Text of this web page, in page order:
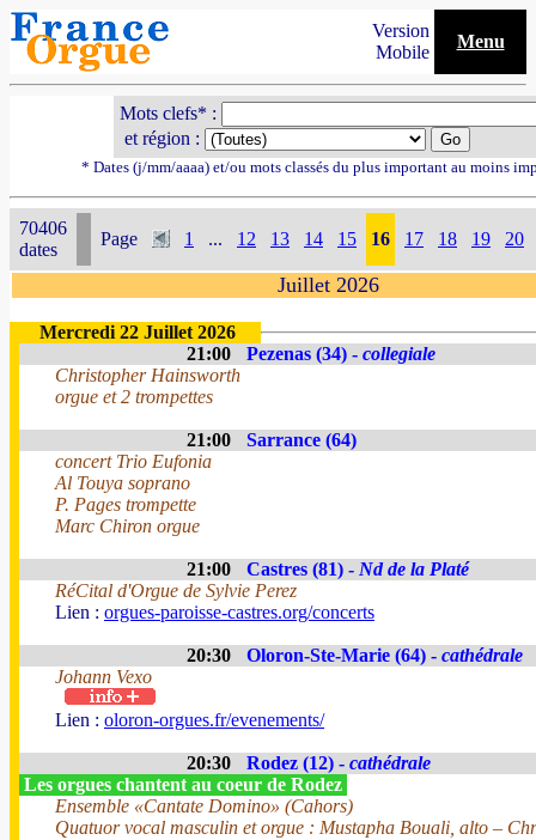
Version
Mobile
Menu
Mots clefs* :
et région :
* Dates (j/mm/aaaa) et/ou mots classés du plus important au moins
70406
dates
Page 1 ... 12 13 14 15 16 17 18 19 20
Juillet 2026
Mercredi 22 Juillet 2026
21:00
Pezenas (34) - collegiale
Christopher Hainsworth
orgue et 2 trompettes
21:00
Sarrance (64)
concert Trio Eufonia
Al Touya soprano
P. Pages trompette
Marc Chiron orgue
21:00 Castres (81) - Nd de la Platé
RéCital d'Orgue de Sylvie Perez
Lien : orgues-paroisse-castres.org/concerts
20:30 Oloron-Ste-Marie (64) - cathédrale
Johann Vexo
Lien : oloron-orgues.fr/evenements/
20:30 Rodez (12) - cathédrale
Les orgues chantent au coeur de Rodez
Ensemble «Cantate Domino» (Cahors)
Quatuor vocal masculin et orgue : Mustapha Bouali, alto –